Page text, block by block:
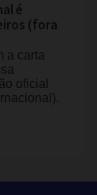
é
(fora
a carta
oficial